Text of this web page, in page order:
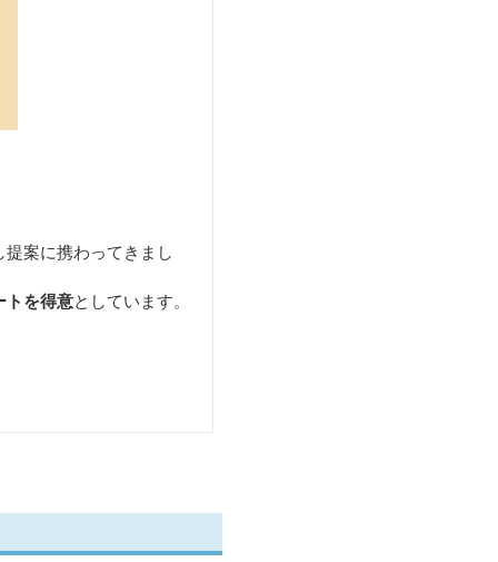
案に携わってきまし
トを得意としています。